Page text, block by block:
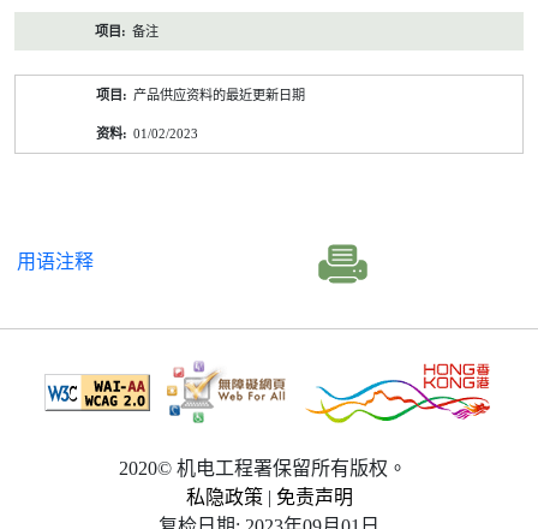
备注
产品供应资料的最近更新日期
01/02/2023
用语注释
2020© 机电工程署保留所有版权。
私隐政策 | 免责声明